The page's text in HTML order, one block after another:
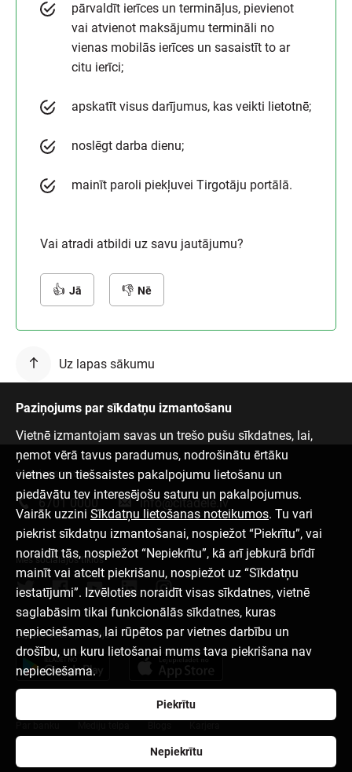
pārvaldīt ierīces un termināļus, pievienot
vai atvienot maksājumu termināli no
vienas mobilās ierīces un sasaistīt to ar
citu ierīci;
apskatīt visus darījumus, kas veikti lietotnē;
noslēgt darba dienu;
mainīt paroli piekļuvei Tirgotāju portālā.
Vai atradi atbildi uz savu jautājumu?
Jā Nē
Uz lapas sākumu
Paziņojums par sīkdatņu izmantošanu
Vietnē izmantojam savas un trešo pušu sīkdatnes, lai,
ņemot vērā tavus paradumus, nodrošinātu ērtāku
vietnes un tiešsaistes pakalpojumu lietošanu un
piedāvātu tev interesējošu saturu un pakalpojumus.
Vairāk uzzini Sīkdatņu lietošanas noteikumos. Tu vari
piekrist sīkdatņu izmantošanai, nospiežot “Piekrītu”, vai
noraidīt tās, nospiežot “Nepiekrītu”, kā arī jebkurā brīdī
mainīt vai atcelt piekrišanu, nospiežot uz “Sīkdatņu
iestatījumi”. Izvēloties noraidīt visas sīkdatnes, vietnē
saglabāsim tikai funkcionālās sīkdatnes, kuras
nepieciešamas, lai rūpētos par vietnes darbību un
drošību, un kuru lietošanai mums tava piekrišana nav
nepieciešama.
Piekrītu
Nepiekrītu
Sazinies ar mums
6701 0000 info@citadele.lv
Mēs sociālajos tīklos
Lejupielādēt aplikāciju
Sīkdatņu iestatījumi